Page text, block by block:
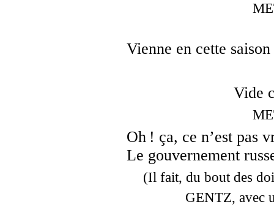
Vienne en cette
Vide
Oh ! ça, ce n’est pas
Le gouvernement
(Il fait, du bout des
GENTZ, avec